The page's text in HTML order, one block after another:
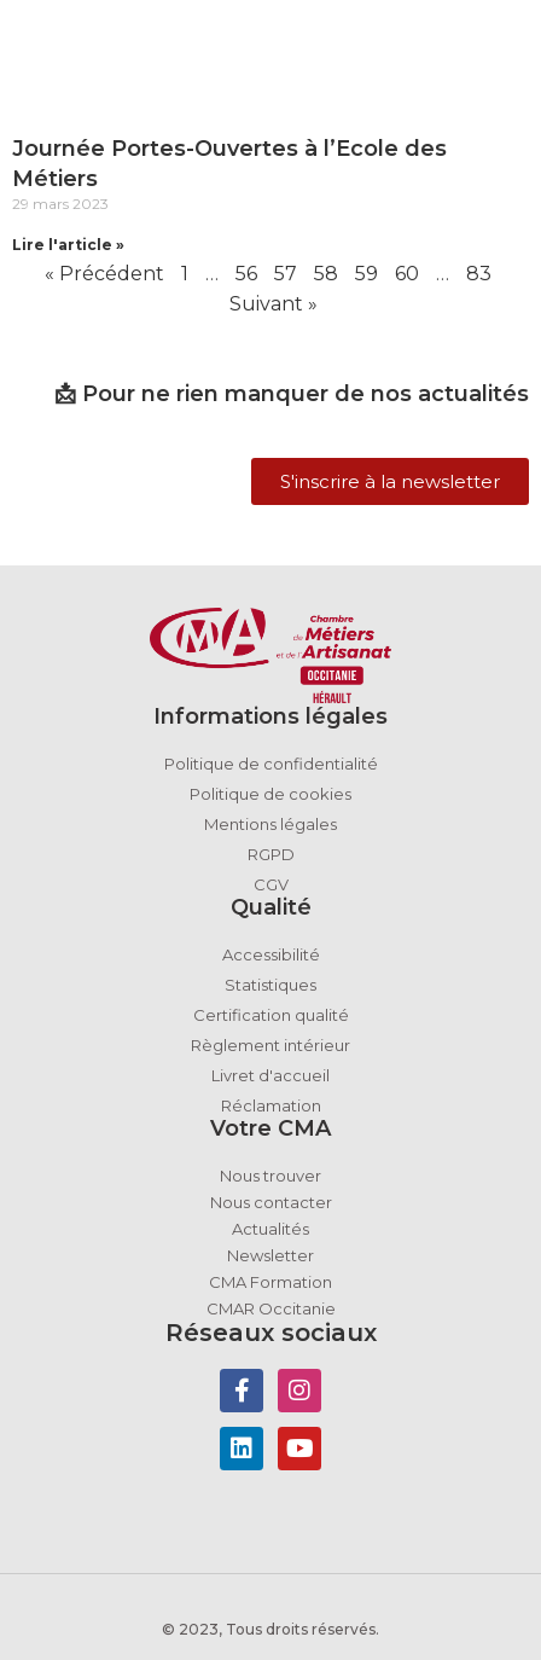
Journée Portes-Ouvertes à l’Ecole des
Métiers
29 mars 2023
Lire l'article »
« Précédent 1 … 56 57 58 59 60 …
83
Suivant »
📩 Pour ne rien manquer de nos actualités
S'inscrire à la newsletter
Informations légales
Politique de confidentialité
Politique de cookies
Mentions légales
RGPD
CGV
Qualité
Accessibilité
Statistiques
Certification qualité
Règlement intérieur
Livret d'accueil
Réclamation
Votre CMA
Nous trouver
Nous contacter
Actualités
Newsletter
CMA Formation
CMAR Occitanie
Réseaux sociaux
© 2023, Tous droits réservés.